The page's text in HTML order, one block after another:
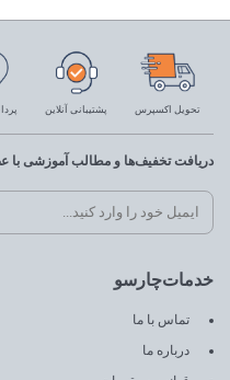
تحویل اکسپرس پشتیبانی آنلاین
خدمات‌چارسو
تماس با ما
درباره ما
دریافت تخفیف‌ها و مطالب آموزشی با